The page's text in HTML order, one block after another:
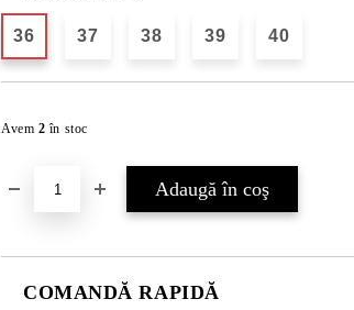
36 37 38 39 40
Avem 2 în stoc
COMANDĂ RAPIDĂ